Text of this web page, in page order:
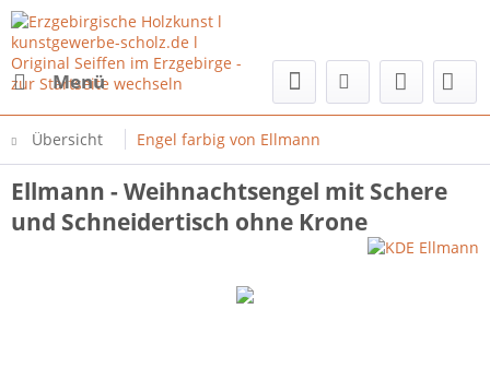
Menü
Übersicht Engel farbig von Ellmann
Ellmann - Weihnachtsengel mit Schere
und Schneidertisch ohne Krone